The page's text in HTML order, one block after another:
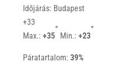
Időjárás: Budapest
+33
Max.: +35
°
Min.: +23
°
Páratartalom: 39%